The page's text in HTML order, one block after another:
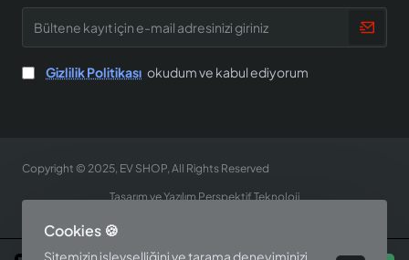
Cookies 🍪
Sitemizin işlevselliğini ve tarama deneyiminizi
kayıt
için
e-
mail
Gizlilik Politikası okudum ve kabul ediyorum
Copyright © 2025, EV SHOP, All Rights Reserved
Tasarım ve Yazılım Perspektif Teknoloji